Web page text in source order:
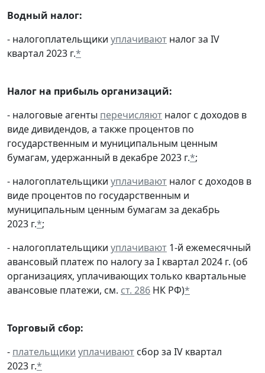
Водный налог:
- налогоплательщики уплачивают налог за IV
квартал 2023 г.*
Налог на прибыль организаций:
- налоговые агенты перечисляют налог с доходов в
виде дивидендов, а также процентов по
государственным и муниципальным ценным
бумагам, удержанный в декабре 2023 г.*;
- налогоплательщики уплачивают налог с доходов в
виде процентов по государственным и
муниципальным ценным бумагам за декабрь
2023 г.*;
- налогоплательщики уплачивают 1-й ежемесячный
авансовый платеж по налогу за I квартал 2024 г. (об
организациях, уплачивающих только квартальные
авансовые платежи, см. ст. 286 НК РФ)*
Торговый сбор:
- плательщики уплачивают сбор за IV квартал
2023 г.*